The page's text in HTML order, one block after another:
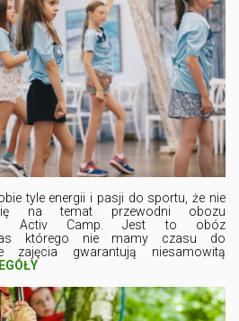
tyle energii i pasji do sportu, że nie
na temat przewodni obozu
Activ Camp. Jest to obóz
którego nie mamy czasu do
zajęcia gwarantują niesamowitą